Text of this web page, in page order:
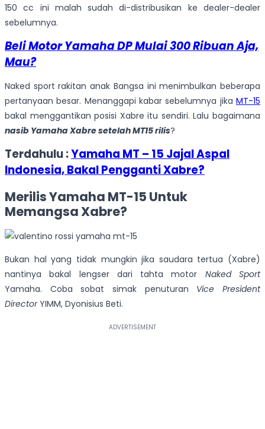
150 cc ini malah sudah di-distribusikan ke dealer-dealer
sebelumnya.
Beli Motor Yamaha DP Mulai 300 Ribuan Aja,
Mau?
Naked sport rakitan anak Bangsa ini menimbulkan beberapa
pertanyaan besar. Menanggapi kabar sebelumnya jika MT-15
bakal menggantikan posisi Xabre itu sendiri. Lalu bagaimana
nasib Yamaha Xabre setelah MT15 rilis?
Terdahulu :Yamaha MT – 15 Jajal Aspal
Indonesia, Bakal Pengganti Xabre?
Merilis Yamaha MT-15 Untuk
Memangsa Xabre?
Bukan hal yang tidak mungkin jika saudara tertua (Xabre)
nantinya bakal lengser dari tahta motor Naked Sport
Yamaha. Coba sobat simak penuturan Vice President
DirectorYIMM, Dyonisius Beti.